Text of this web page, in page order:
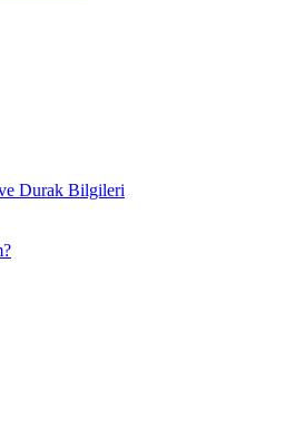
Durak Bilgileri